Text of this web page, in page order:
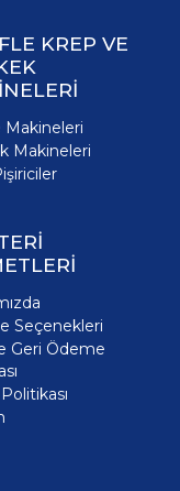
KREP VE
Makineleri
Seçenekleri
Geri Ödeme